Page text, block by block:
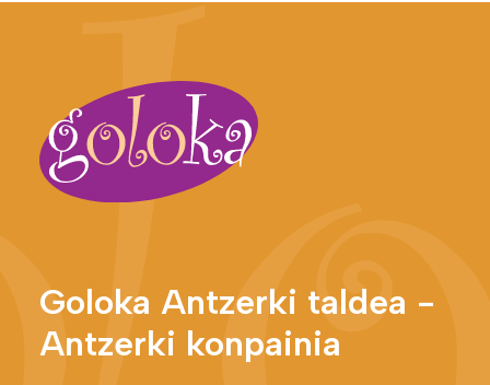
Goloka Antzerki taldea -
Antzerki konpainia